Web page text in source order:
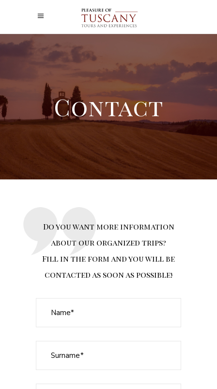
Contact
Do you want more information
about our organized trips?
Fill in the form and you will be
contacted as soon as possible!